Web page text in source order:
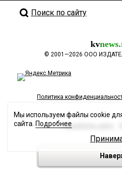
Поиск по сайту
kv
© 2001—2026 ООО
Политика
Разработка сайта
Мы используем файлы cookie
сайта. Подробнее